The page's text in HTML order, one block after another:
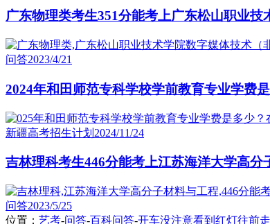
广东物理类考生351分能考上广东松山职业
问答2023/4/21
2024年和田师范专科学校学前教育专业学费
新疆高考招生计划 2024/11/24
吉林理科考生446分能考上江苏海洋大学高分
问答2023/5/25
位置： 艺考-问答-百科问答-开车没注意看到红灯往前